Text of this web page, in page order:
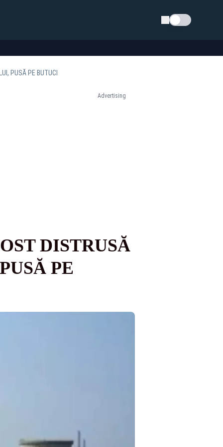
Schimba tema
PUSĂ PE BUTUCI
Advertising
DISTRUSĂ
PE